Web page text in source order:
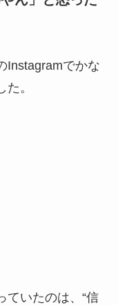
Instagramでかな
。
ていたのは、“信